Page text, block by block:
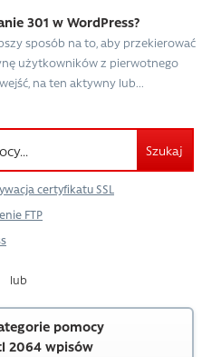
301 w WordPress?
sposób na to, aby przekierować
użytkowników z pierwotnego
na ten aktywny lub...
Szukaj
certyfikatu SSL
FTP
lub
pomocy
2064 wpisów